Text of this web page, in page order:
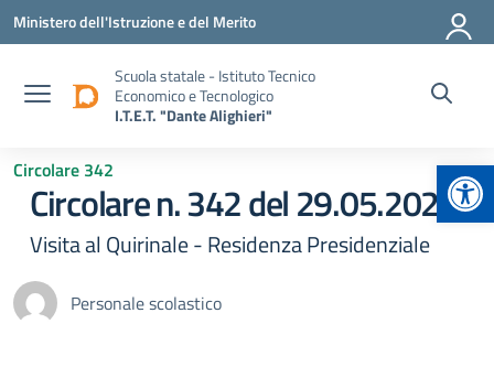
Vai ai contenuti
Vai al menu di navigazione
Vai al footer
Ministero dell'Istruzione e del Merito
Scuola statale - Istituto Tecnico
Economico e Tecnologico
I.T.E.T. "Dante Alighieri"
Circolare 342
Circolare n. 342 del 29.05.2024
Visita al Quirinale - Residenza Presidenziale
Personale scolastico